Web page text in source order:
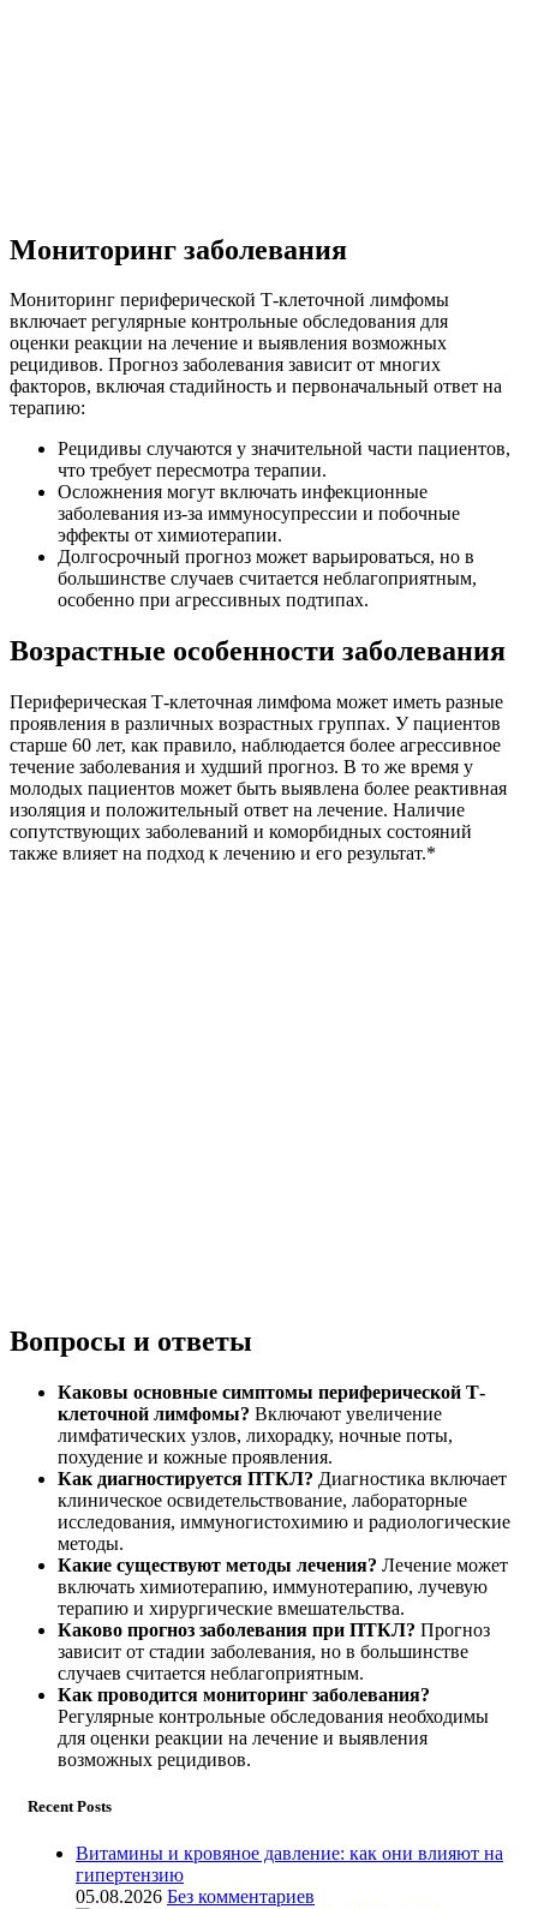
Мониторинг заболевания
Мониторинг периферической Т-клеточной лимфомы
включает регулярные контрольные обследования для
оценки реакции на лечение и выявления возможных
рецидивов. Прогноз заболевания зависит от многих
факторов, включая стадийность и первоначальный ответ на
терапию:
Рецидивы случаются у значительной части пациентов,
что требует пересмотра терапии.
Осложнения могут включать инфекционные
заболевания из-за иммуносупрессии и побочные
эффекты от химиотерапии.
Долгосрочный прогноз может варьироваться, но в
большинстве случаев считается неблагоприятным,
особенно при агрессивных подтипах.
Возрастные особенности заболевания
Периферическая Т-клеточная лимфома может иметь разные
проявления в различных возрастных группах. У пациентов
старше 60 лет, как правило, наблюдается более агрессивное
течение заболевания и худший прогноз. В то же время у
молодых пациентов может быть выявлена более реактивная
изоляция и положительный ответ на лечение. Наличие
сопутствующих заболеваний и коморбидных состояний
также влияет на подход к лечению и его результат.*
Вопросы и ответы
Каковы основные симптомы периферической Т-
клеточной лимфомы? Включают увеличение
лимфатических узлов, лихорадку, ночные поты,
похудение и кожные проявления.
Как диагностируется ПТКЛ? Диагностика включает
клиническое освидетельствование, лабораторные
исследования, иммуногистохимию и радиологические
методы.
Какие существуют методы лечения? Лечение может
включать химиотерапию, иммунотерапию, лучевую
терапию и хирургические вмешательства.
Каково прогноз заболевания при ПТКЛ? Прогноз
зависит от стадии заболевания, но в большинстве
случаев считается неблагоприятным.
Как проводится мониторинг заболевания?
Регулярные контрольные обследования необходимы
для оценки реакции на лечение и выявления
возможных рецидивов.
Recent Posts
Витамины и кровяное давление: как они влияют на
гипертензию
05.08.2026 Без комментариев